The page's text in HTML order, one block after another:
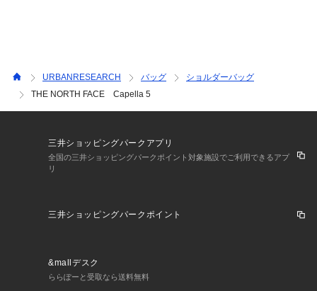
URBANRESEARCH バッグ
ショルダーバッグ
THE NORTH FACE Capella 5
三井ショッピングパークアプリ
全国の三井ショッピングパークポイント対象施設でご利用できるアプ
リ
三井ショッピングパークポイント
&mallデスク
ららぽーと受取なら送料無料